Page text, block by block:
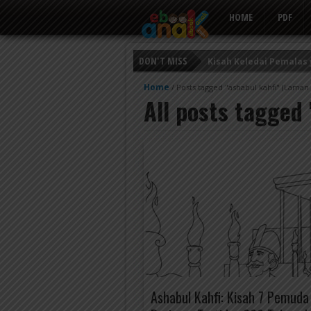
HOME PDF
DON'T MISS
Kisah Keledai Pemalas
Persahabatan Empat
Putri Ayu dan Prajurit
Home / Posts tagged "ashabul kahfi" (Laman
All posts
Ashabul Kahfi: Kisah 7 Pemuda